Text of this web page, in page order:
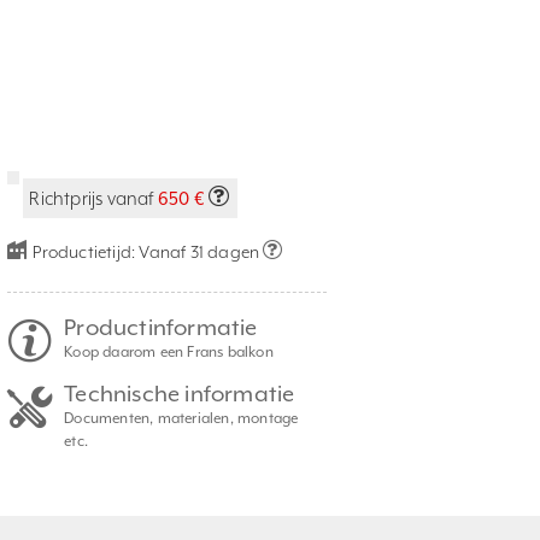
Richtprijs vanaf650 €
Productietijd:Vanaf 31 dagen
Productinformatie
Koop daarom een Frans balkon
Technische informatie
Documenten, materialen, montage
etc.